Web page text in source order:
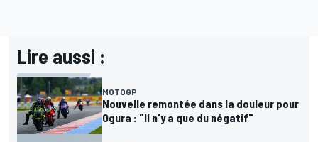
Lire aussi :
MOTOGP
Nouvelle remontée dans la douleur pour
Ogura : "Il n'y a que du négatif"